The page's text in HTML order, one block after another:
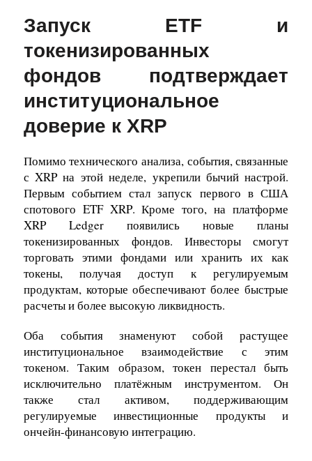
Запуск ETF и
токенизированных
фондов подтверждает
институциональное
доверие к XRP
Помимо технического анализа, события, связанные
с XRP на этой неделе, укрепили бычий настрой.
Первым событием стал запускпервого в США
спотового ETF XRP. Кроме того, на платформе
XRP Ledger появились новые планы
токенизированных фондов. Инвесторы смогут
торговать этими фондами или хранить их как
токены, получая доступ к регулируемым
продуктам, которые обеспечивают более быстрые
расчеты и более высокую ликвидность.
Оба события знаменуют собой растущее
институциональное взаимодействие с этим
токеном. Таким образом, токен перестал быть
исключительно платёжным инструментом. Он
также стал активом, поддерживающим
регулируемые инвестиционные продукты и
ончейн-финансовую интеграцию.